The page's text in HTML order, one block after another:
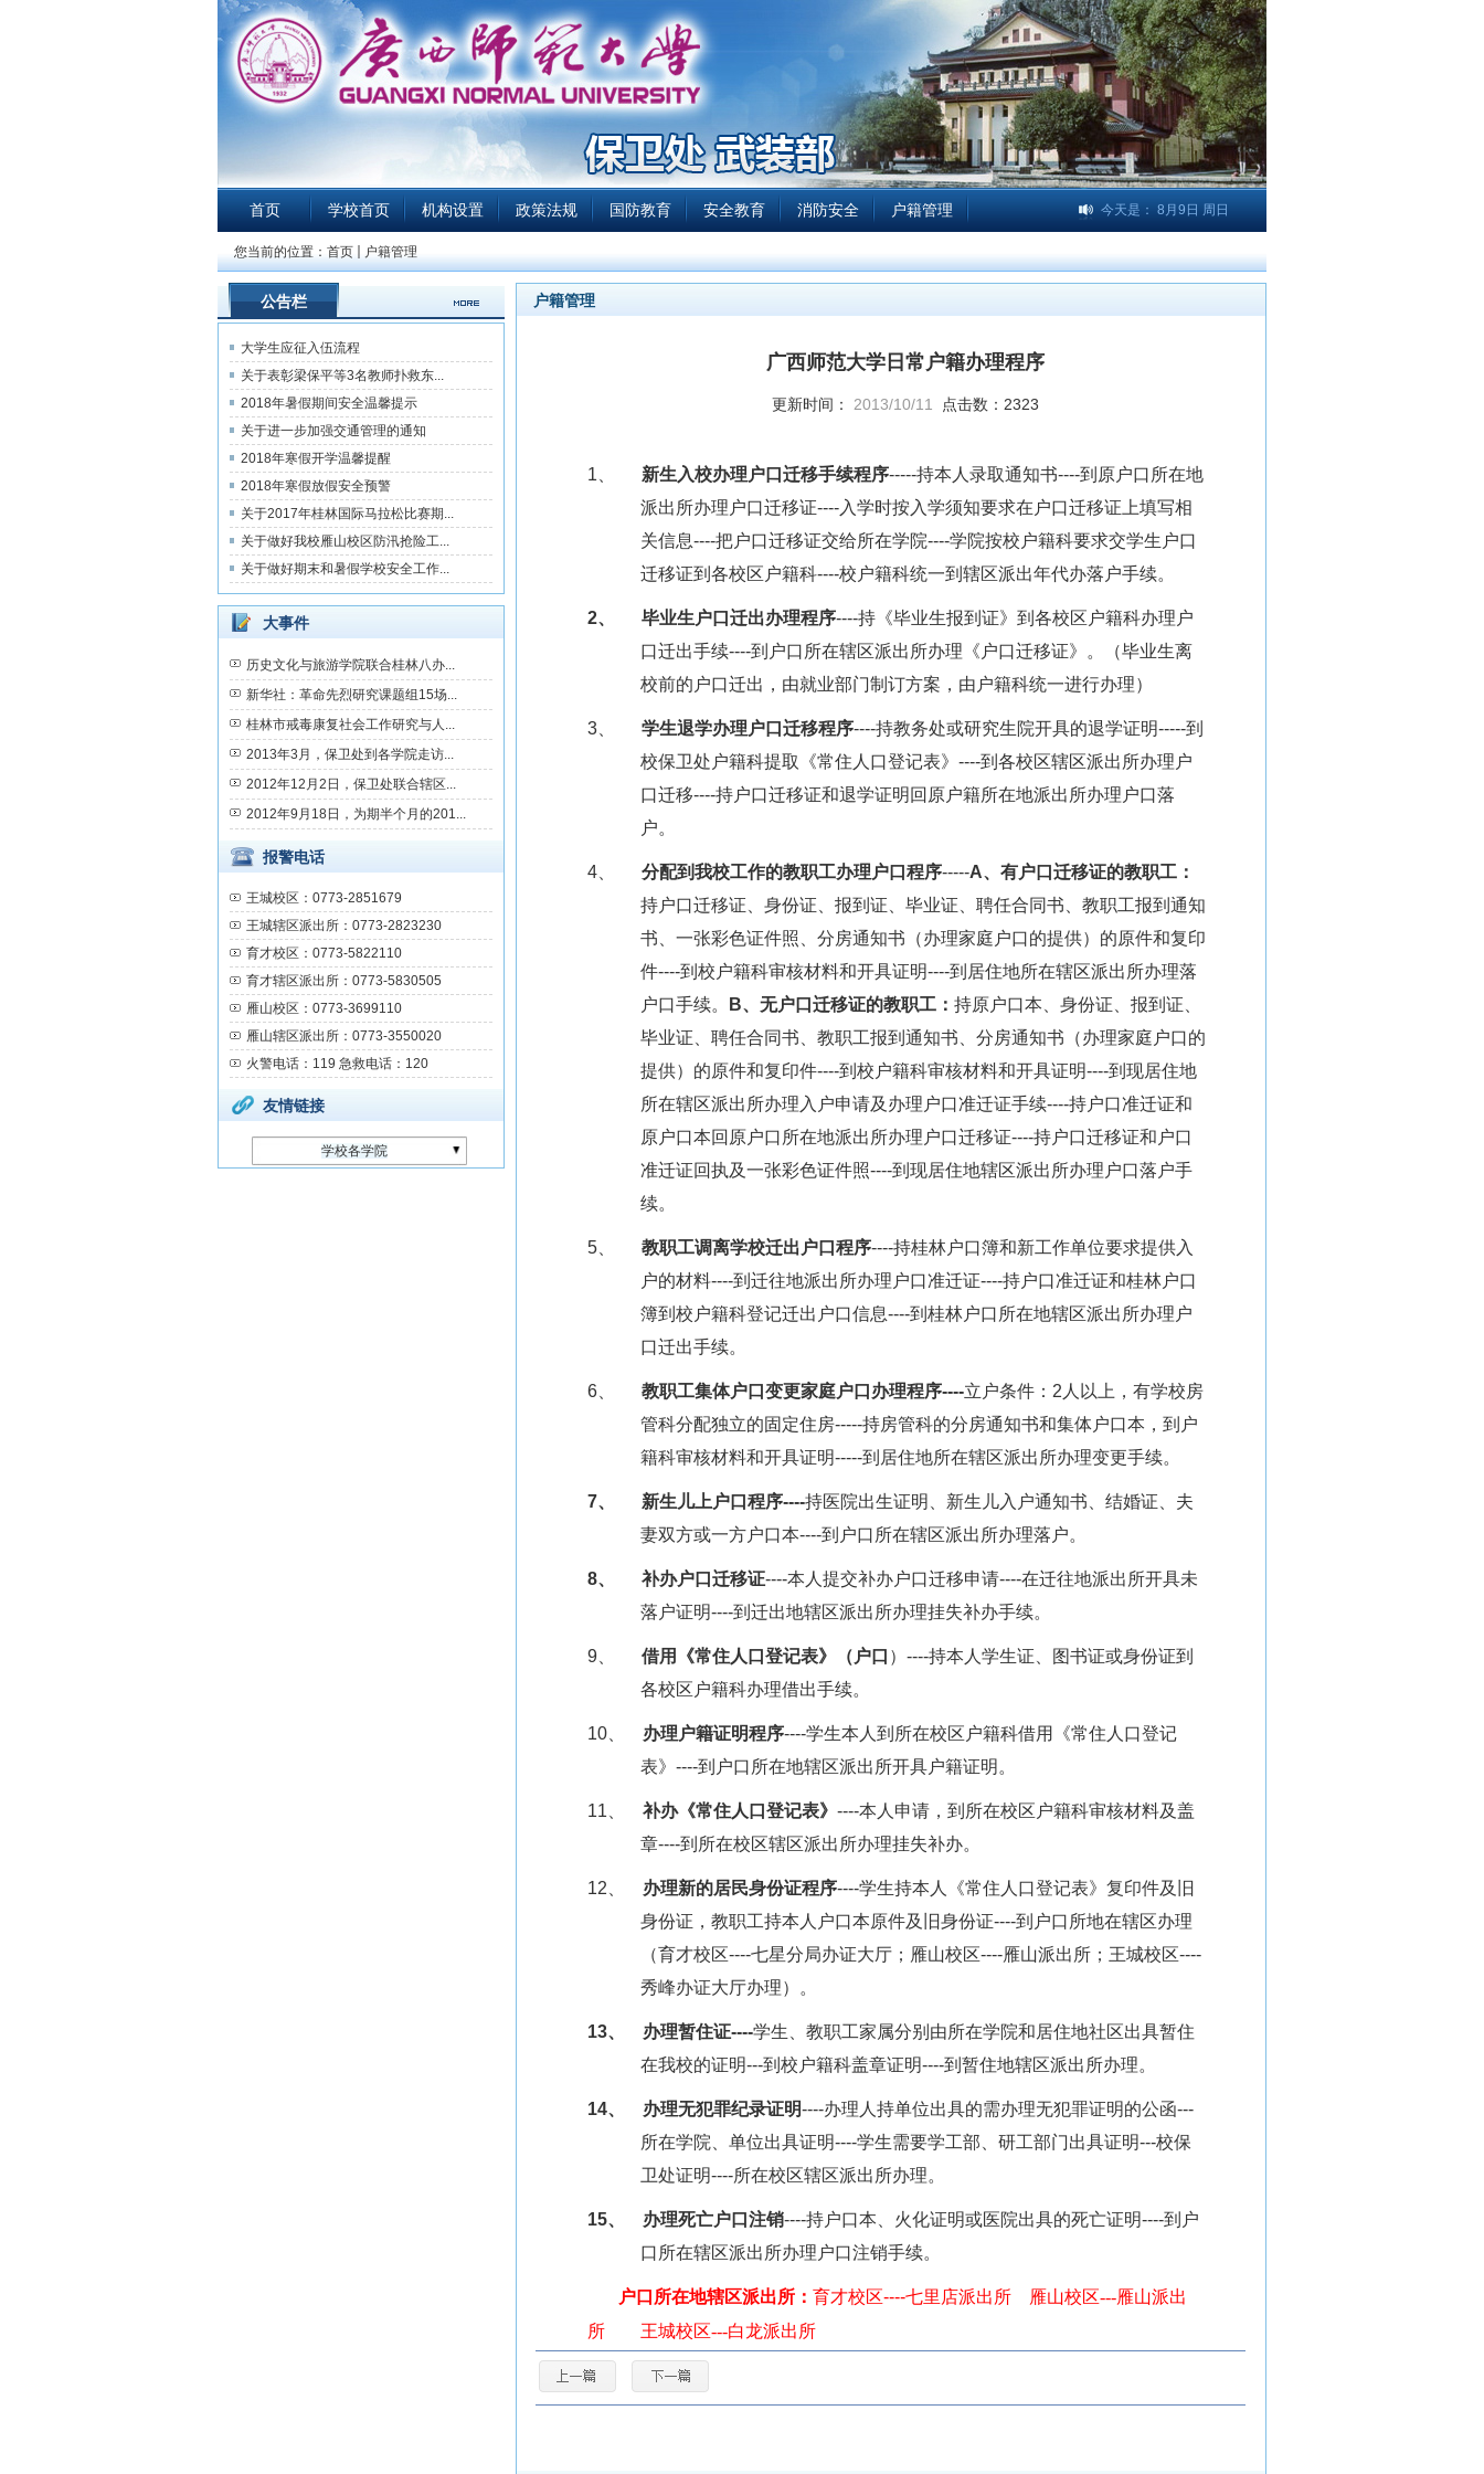
首页 学校首页 机构设置 政策法规 国防教育 安全教育 消防安全 户籍管理 今天是： 8月9日 周日
您当前的位置： 首页 户籍管理
公告栏
大学生应征入伍流程
关于表彰梁保平等3名教师扑救东...
2018年暑假期间安全温馨提示
关于进一步加强交通管理的通知
2018年寒假开学温馨提醒
2018年寒假放假安全预警
关于2017年桂林国际马拉松比赛期...
关于做好我校雁山校区防汛抢险工...
关于做好期末和暑假学校安全工作...
大事件
历史文化与旅游学院联合桂林八办...
新华社：革命先烈研究课题组15场...
桂林市戒毒康复社会工作研究与人...
2013年3月，保卫处到各学院走访...
2012年12月2日，保卫处联合辖区...
2012年9月18日，为期半个月的201...
报警电话
王城校区：0773-2851679
王城辖区派出所：0773-2823230
育才校区：0773-5822110
育才辖区派出所：0773-5830505
雁山校区：0773-3699110
雁山辖区派出所：0773-3550020
火警电话：119 急救电话：120
友情链接
学校各学院
户籍管理
广西师范大学日常户籍办理程序
更新时间： 2013/10/11 点击数： 2323
1、 新生入校办理户口迁移手续程序-----持本人录取通知书----到原户口所在地
派出所办理户口迁移证----入学时按入学须知要求在户口迁移证上填写相
关信息----把户口迁移证交给所在学院----学院按校户籍科要求交学生户口
迁移证到各校区户籍科----校户籍科统一到辖区派出年代办落户手续。
2、 毕业生户口迁出办理程序----持《毕业生报到证》到各校区户籍科办理户
口迁出手续----到户口所在辖区派出所办理《户口迁移证》。（毕业生离
校前的户口迁出，由就业部门制订方案，由户籍科统一进行办理）
3、 学生退学办理户口迁移程序----持教务处或研究生院开具的退学证明-----到
校保卫处户籍科提取《常住人口登记表》 ----到各校区辖区派出所办理户
口迁移----持户口迁移证和退学证明回原户籍所在地派出所办理户口落
户。
4、 分配到我校工作的教职工办理户口程序-----A、有户口迁移证的教职工：
持户口迁移证、身份证、报到证、毕业证、聘任合同书、教职工报到通知
书、一张彩色证件照、分房通知书（办理家庭户口的提供）的原件和复印
件----到校户籍科审核材料和开具证明----到居住地所在辖区派出所办理落
户口手续。
B、无户口迁移证的教职工： 持原户口本、身份证、报到证、
毕业证、聘任合同书、教职工报到通知书、分房通知书（办理家庭户口的
提供）的原件和复印件----到校户籍科审核材料和开具证明----到现居住地
所在辖区派出所办理入户申请及办理户口准迁证手续----持户口准迁证和
原户口本回原户口所在地派出所办理户口迁移证----持户口迁移证和户口
准迁证回执及一张彩色证件照----到现居住地辖区派出所办理户口落户手
续。
5、 教职工调离学校迁出户口程序----持桂林户口簿和新工作单位要求提供入
户的材料----到迁往地派出所办理户口准迁证----持户口准迁证和桂林户口
簿到校户籍科登记迁出户口信息----到桂林户口所在地辖区派出所办理户
口迁出手续。
6、 教职工集体户口变更家庭户口办理程序----立户条件： 2 人以上，有学校房
管科分配独立的固定住房-----持房管科的分房通知书和集体户口本，到户
籍科审核材料和开具证明-----到居住地所在辖区派出所办理变更手续。
7、 新生儿上户口程序----持医院出生证明、新生儿入户通知书、结婚证、夫
妻双方或一方户口本----到户口所在辖区派出所办理落户。
8、 补办户口迁移证----本人提交补办户口迁移申请----在迁往地派出所开具未
落户证明----到迁出地辖区派出所办理挂失补办手续。
9、 借用《常住人口登记表》（户口 ） ----持本人学生证、图书证或身份证到
各校区户籍科办理借出手续。
10、 办理户籍证明程序----学生本人到所在校区户籍科借用《常住人口登记
表》 ----到户口所在地辖区派出所开具户籍证明。
11、 补办《常住人口登记表》 ----本人申请，到所在校区户籍科审核材料及盖
章----到所在校区辖区派出所办理挂失补办。
12、 办理新的居民身份证程序----学生持本人《常住人口登记表》复印件及旧
身份证，教职工持本人户口本原件及旧身份证----到户口所地在辖区办理
（育才校区----七星分局办证大厅；雁山校区----雁山派出所；王城校区----
秀峰办证大厅办理）。
13、 办理暂住证----学生、教职工家属分别由所在学院和居住地社区出具暂住
在我校的证明---到校户籍科盖章证明----到暂住地辖区派出所办理。
14、 办理无犯罪纪录证明----办理人持单位出具的需办理无犯罪证明的公函---
所在学院、单位出具证明----学生需要学工部、研工部门出具证明---校保
卫处证明----所在校区辖区派出所办理。
15、 办理死亡户口注销----持户口本、火化证明或医院出具的死亡证明----到户
口所在辖区派出所办理户口注销手续。
户口所在地辖区派出所： 育才校区----七里店派出所 雁山校区---雁山派出
所 王城校区---白龙派出所